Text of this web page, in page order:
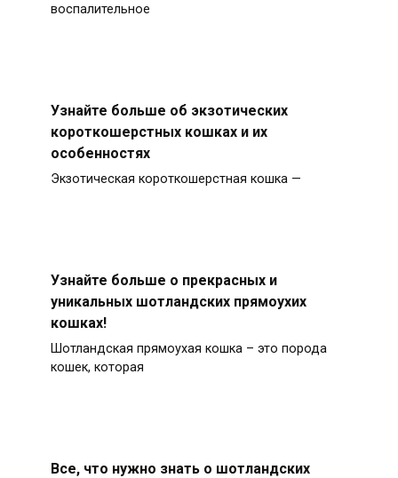
воспалительное
Узнайте больше об экзотических
короткошерстных кошках и их
особенностях
Экзотическая короткошерстная кошка —
Узнайте больше о прекрасных и
уникальных шотландских прямоухих
кошках!
Шотландская прямоухая кошка – это порода
кошек, которая
Все, что нужно знать о шотландских